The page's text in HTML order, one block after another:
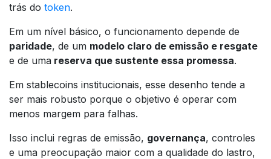
trás do token.
Em um nível básico, o funcionamento depende de
paridade, de um modelo claro de emissão e resgate
e de uma reserva que sustente essa promessa.
Em stablecoins institucionais, esse desenho tende a
ser mais robusto porque o objetivo é operar com
menos margem para falhas.
Isso inclui regras de emissão, governança, controles
e uma preocupação maior com a qualidade do lastro,